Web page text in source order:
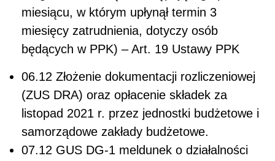
miesiącu, w którym upłynął termin 3
miesięcy zatrudnienia, dotyczy osób
będących w PPK) – Art. 19 Ustawy PPK
06.12 Złożenie dokumentacji rozliczeniowej
(ZUS DRA) oraz opłacenie składek za
listopad 2021 r. przez jednostki budżetowe i
samorządowe zakłady budżetowe.
07.12 GUS DG-1 meldunek o działalności